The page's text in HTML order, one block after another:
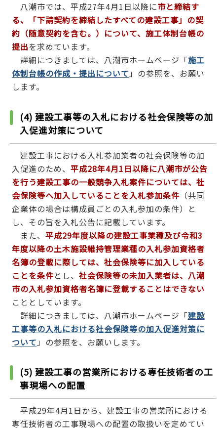
八潮市では、平成27年4月1日以降に市と締結す
る、「下請契約を締結したすべての建設工事」の契
約（随意契約を含む。）について、施工体制台帳の
提出を求めています。
詳細につきましては、八潮市ホームページ「施工
体制台帳の作成・提出について 」の参照を、お願い
します。
(4) 建設工事等の入札における社会保険等の加
入促進対策について
建設工事における入札参加業者の社会保険等の加
入促進のため、 平成28年4月1日以降に八潮市が公告
を行う建設工事の一般競争入札案件については、社
会保険等へ加入していることを入札参加条件 （共同
企業体の場合は構成員ごとの入札参加の条件）と
し、その旨を入札公告に記載しています。
また、 平成29年度以降の建設工事業種及び令和3
年度以降の土木施設維持管理業種の入札参加資格者
名簿の登載に際しては、社会保険等に加入している
ことを条件とし、 社会保険等の未加入業者は、八潮
市の入札参加資格者名簿に登載することはできない
こととしています。
詳細につきましては、八潮市ホームページ「建設
工事等の入札における社会保険等の加入促進対策に
ついて 」の参照を、お願いします。
(5) 建設工事の営業所における専任技術者の工
事現場への配置
平成29年4月1日から、建設工事の営業所における
専任技術者の工事現場への配置の取扱いを定めてい